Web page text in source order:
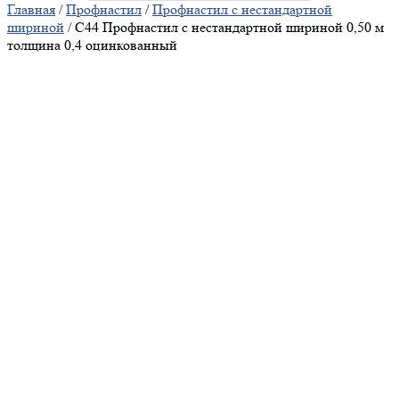
Главная /Профнастил /Профнастил с нестандартной
шириной / С44 Профнастил с нестандартной шириной 0,50 м
толщина 0,4 оцинкованный